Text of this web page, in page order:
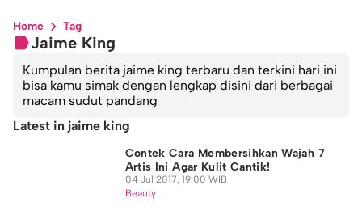
Home Tag
Jaime King
Kumpulan berita jaime king terbaru dan terkini hari ini
bisa kamu simak dengan lengkap disini dari berbagai
macam sudut pandang
Latest in jaime king
Contek Cara Membersihkan Wajah 7
Artis Ini Agar Kulit Cantik!
04 Jul 2017, 19:00 WIB
Beauty